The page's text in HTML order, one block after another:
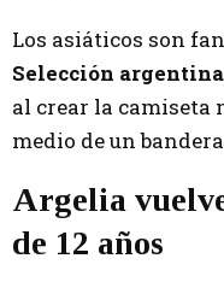
Los asiáticos son
Selección argentina
al crear la camiseta
medio de un
Argelia
de 12 años